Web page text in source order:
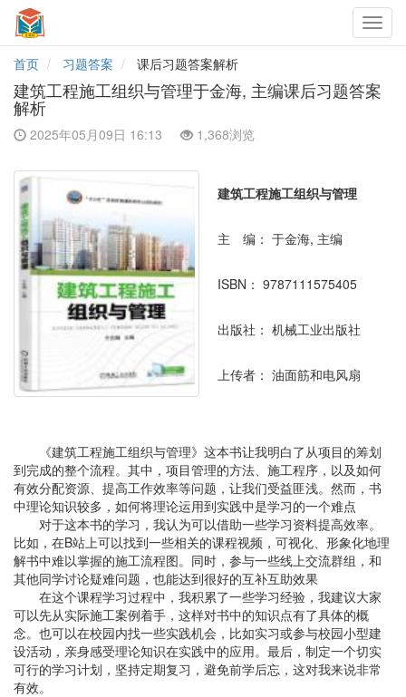
首页
习题答案 课后习题答案解析
建筑工程施工组织与管理于金海, 主编课后习题答案
解析
2025年05月09日 16:13 1,368浏览
建筑工程施工组织与管理
主 编： 于金海, 主编
ISBN： 9787111575405
出版社： 机械工业出版社
上传者： 油面筋和电风扇
《建筑工程施工组织与管理》这本书让我明白了从项目的筹划
到完成的整个流程。其中，项目管理的方法、施工程序，以及如何
有效分配资源、提高工作效率等问题，让我们受益匪浅。然而，书
中理论知识较多，如何将理论运用到实践中是学习的一个难点
对于这本书的学习，我认为可以借助一些学习资料提高效率。
比如，在B站上可以找到一些相关的课程视频，可视化、形象化地理
解书中难以掌握的施工流程图。同时，参与一些线上交流群组，和
其他同学讨论疑难问题，也能达到很好的互补互助效果
在这个课程学习过程中，我积累了一些学习经验，我建议大家
可以先从实际施工案例着手，这样对书中的知识点有了具体的概
念。也可以在校园内找一些实践机会，比如实习或参与校园小型建
设活动，亲身感受理论知识在实践中的应用。最后，制定一个切实
可行的学习计划，坚持定期复习，避免前学后忘，这对我来说非常
有效。